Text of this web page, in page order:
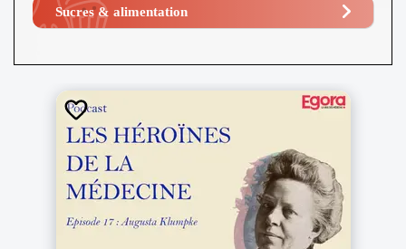
Sucres & alimentation​